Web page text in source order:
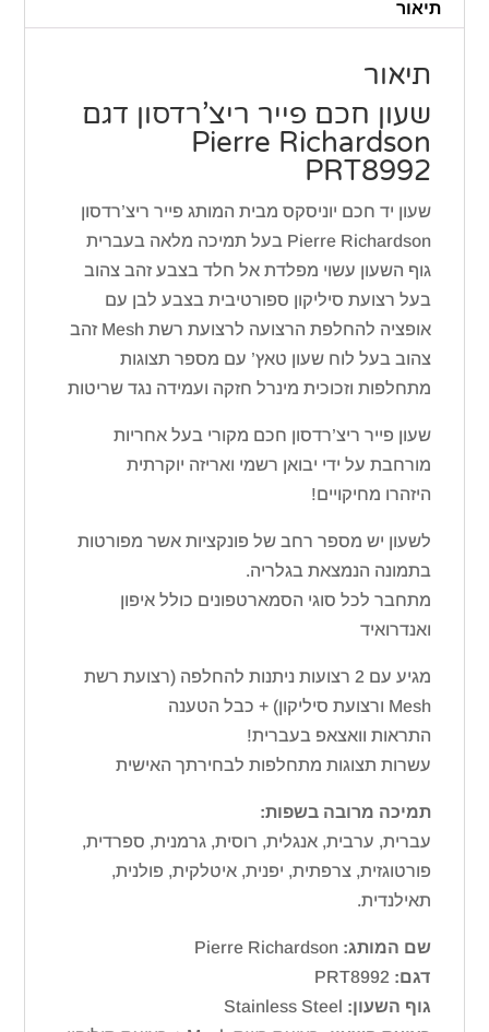
תיאור
תיאור
שעון חכם פייר ריצ’רדסון דגם
Pierre Richardson
PRT8992
שעון יד חכם יוניסקס מבית המותג פייר ריצ’רדסון
Pierre Richardson בעל תמיכה מלאה בעברית
גוף השעון עשוי מפלדת אל חלד בצבע זהב צהוב
בעל רצועת סיליקון ספורטיבית בצבע לבן עם
אופציה להחלפת הרצועה לרצועת רשת Mesh זהב
צהוב בעל לוח שעון טאץ’ עם מספר תצוגות
מתחלפות וזכוכית מינרל חזקה ועמידה נגד שריטות
שעון פייר ריצ’רדסון חכם מקורי בעל אחריות
מורחבת על ידי יבואן רשמי ואריזה יוקרתית
היזהרו מחיקויים!
לשעון יש מספר רחב של פונקציות אשר מפורטות
בתמונה הנמצאת בגלריה.
מתחבר לכל סוגי הסמארטפונים כולל איפון
ואנדרואיד
מגיע עם 2 רצועות ניתנות להחלפה (רצועת רשת
Mesh ורצועת סיליקון) + כבל הטענה
התראות וואצאפ בעברית!
עשרות תצוגות מתחלפות לבחירתך האישית
תמיכה מרובה בשפות:
עברית, ערבית, אנגלית, רוסית, גרמנית, ספרדית,
פורטוגזית, צרפתית, יפנית, איטלקית, פולנית,
תאילנדית.
שם המותג:Pierre Richardson
דגם:
גוף השעון: